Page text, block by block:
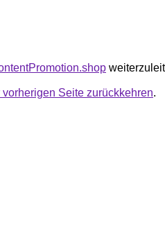
vorherigen Seite zurückkehren.